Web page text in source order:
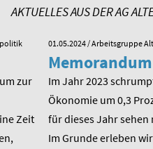
AKTUELLES AUS DER AG
zur
Zeit
01.05.2024/ Arbeitsgruppe
Im Jahr 2023
Ökonomie um 0,3
für dieses Jahr sehen
Im Grunde erleben